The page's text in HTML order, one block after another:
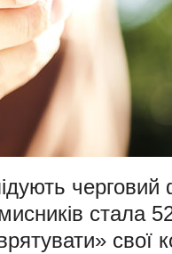
стала
свої